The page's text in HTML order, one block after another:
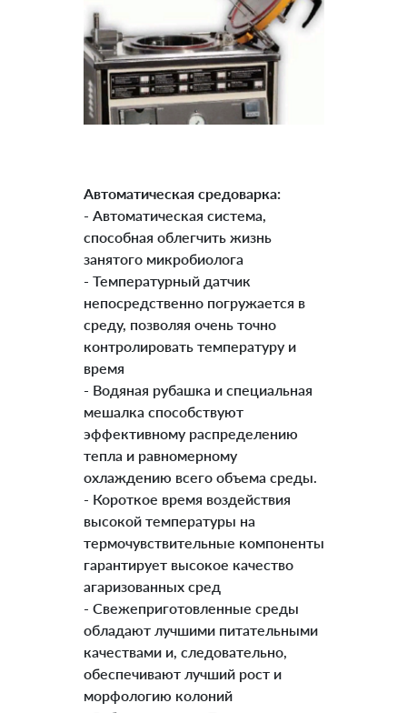
Автоматическая средоварка:
- Автоматическая система,
способная облегчить жизнь
занятого микробиолога
- Температурный датчик
непосредственно погружается в
среду, позволяя очень точно
контролировать температуру и
время
- Водяная рубашка и специальная
мешалка способствуют
эффективному распределению
тепла и равномерному
охлаждению всего объема среды.
- Короткое время воздействия
высокой температуры на
термочувствительные компоненты
гарантирует высокое качество
агаризованных сред
- Свежеприготовленные среды
обладают лучшими питательными
качествами и, следовательно,
обеспечивают лучший рост и
морфологию колоний